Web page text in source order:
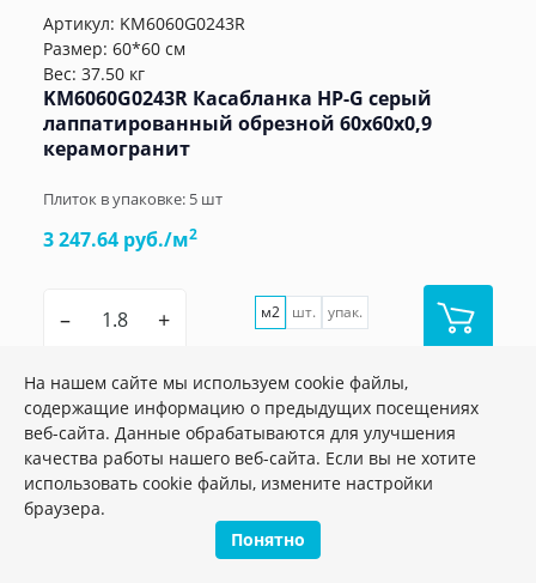
Артикул: KM6060G0243R
Размер: 60*60 см
Вес: 37.50 кг
KM6060G0243R Касабланка HP-G серый
лаппатированный обрезной 60x60x0,9
керамогранит
Плиток в упаковке: 5 шт
3 247.64 руб./м2
– + м2 шт. упак.
На нашем сайте мы используем cookie файлы,
содержащие информацию о предыдущих посещениях
веб-сайта. Данные обрабатываются для улучшения
качества работы нашего веб-сайта. Если вы не хотите
использовать cookie файлы, измените настройки
браузера.
Понятно